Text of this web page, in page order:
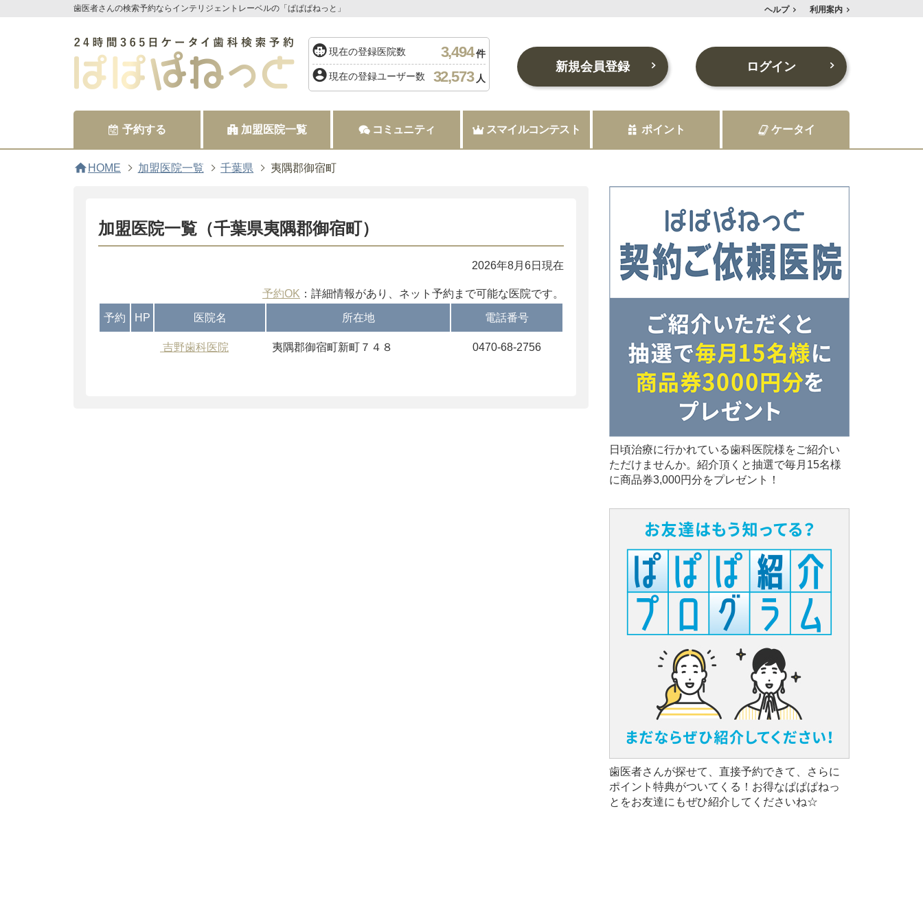
歯医者さんの検索予約ならインテリジェントレーベルの「ぱぱぱねっと」 ヘルプ 利用案内
現在の登録医院数 3,494件
現在の登録ユーザー数 32,573 人
新規会員登録 ログイン
予約する 加盟医院一覧 コミュニティ スマイルコンテスト ポイント ケータイ
home HOME 加盟医院一覧 千葉県 夷隅郡御宿町
加盟医院一覧（千葉県夷隅郡御宿町）
2026年8月6日現在
予約OK ：詳細情報があり、ネット予約まで可能な医院です。
予約 HP 医院名 所在地 電話番号
吉野歯科医院 夷隅郡御宿町新町７４８ 0470-68-2756
日頃治療に行かれている歯科医院様をご紹介い
ただけませんか。紹介頂くと抽選で毎月15名様
に商品券3,000円分をプレゼント！
歯医者さんが探せて、直接予約できて、さらに
ポイント特典がついてくる！お得なぱぱぱねっ
とをお友達にもぜひ紹介してくださいね☆